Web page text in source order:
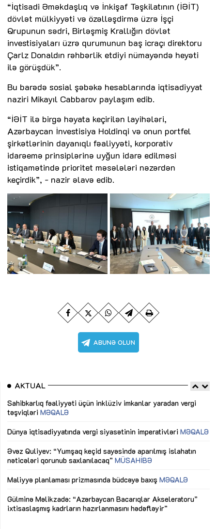
“İqtisadi Əməkdaşlıq və İnkişaf Təşkilatının (İƏİT)
dövlət mülkiyyəti və özəlləşdirmə üzrə İşçi
Qrupunun sədri, Birləşmiş Krallığın dövlət
investisiyaları üzrə qurumunun baş icraçı direktoru
Çarlz Donaldın rəhbərlik etdiyi nümayəndə heyəti
ilə görüşdük”.
Bu barədə sosial şəbəkə hesablarında iqtisadiyyat
naziri Mikayıl Cabbarov paylaşım edib.
“İƏİT ilə birgə həyata keçirilən layihələri,
Azərbaycan İnvestisiya Holdinqi və onun portfel
şirkətlərinin dayanıqlı fəaliyyəti, korporativ
idarəemə prinsiplərinə uyğun idarə edilməsi
istiqamətində prioritet məsələləri nəzərdən
keçirdik”, - nazir əlavə edib.
AKTUAL
Sahibkarlıq fəaliyyəti üçün inklüziv imkanlar yaradan vergi
təşviqləri MƏQALƏ
Dünya iqtisadiyyatında vergi siyasətinin imperativləri MƏQALƏ
Əvəz Quliyev: “Yumşaq keçid sayəsində aparılmış islahatın
nəticələri qorunub saxlanılacaq” MÜSAHİBƏ
Maliyyə planlaması prizmasında büdcəyə baxış MƏQALƏ
Gülminə Məlikzadə: “Azərbaycan Bacarıqlar Akseleratoru”
ixtisaslaşmış kadrların hazırlanmasını hədəfləyir”